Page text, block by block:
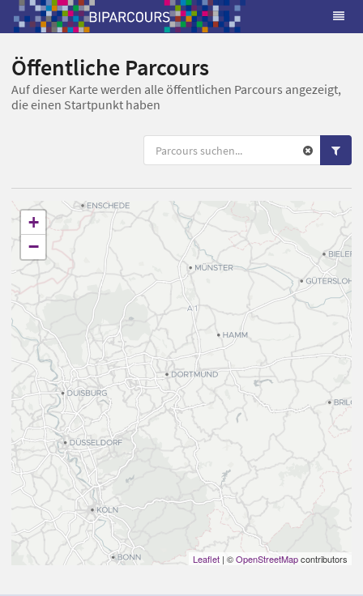
Öffentliche Parcours
Auf dieser Karte werden alle öffentlichen Parcours angezeigt,
die einen Startpunkt haben
+
−
Leaflet | ©OpenStreetMapcontributors